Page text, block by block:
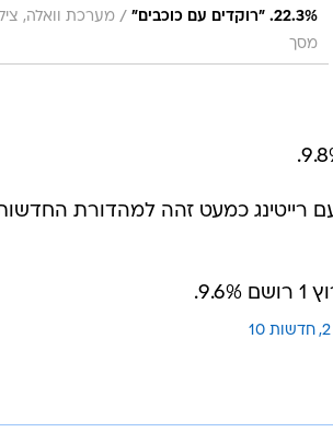
22.3%. "רוקדים עם כוכבים" / מערכת וואלה,
מסך
פינס" שוב עם רייטינג כמעט זהה למהדורת
חדשות 10